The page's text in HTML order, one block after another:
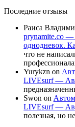
Последние отзывы
Раиса
prynamite.co —
однодневок.
что не
Yurykzn on
LIVEsurf —
Swon on
LIVEsurf —
полезная, но